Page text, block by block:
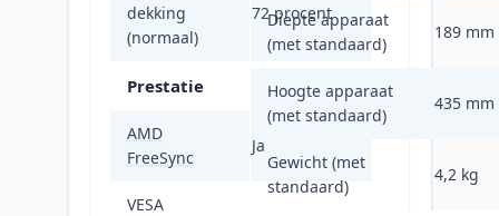
dekking
(normaal)
72 procent
Prestatie
AMD
FreeSync
Ja
VESA
Diepte apparaat
(met standaard)
189 mm
Hoogte apparaat
(met standaard)
435 mm
Gewicht (met
standaard)
4,2 kg